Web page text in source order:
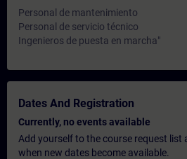
Personal de mantenimiento
Personal de servicio técnico
Ingenieros de puesta en marcha"
Dates And Registration
Currently, no events available
Add yourself to the course request list
when new dates become available.